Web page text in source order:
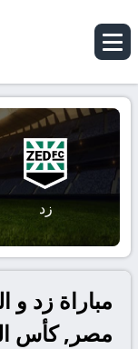
زد
مباراة زد
مصر, كأس